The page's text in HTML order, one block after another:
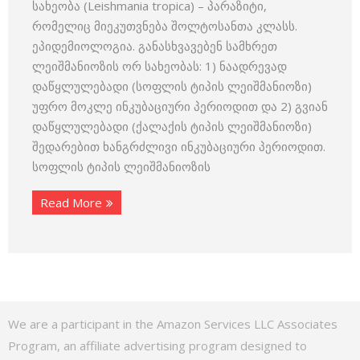
სახეობა (Leishmania tropica) – პარაზიტი,
რომელიც მიეკუთვნება შოლტოსანთა კლასს.
ეპიდემიოლოგია. განასხვავებენ სამხრეთ
ლეიშმანიოზის ორ სახეობას: 1) ნაადრევად
დაწყლულებადი (სოფლის ტიპის ლეიშმანიოზი)
უფრო მოკლე ინკუბაციური პერიოდით და 2) გვიან
დაწყლულებადი (ქალაქის ტიპის ლეიშმანიოზი)
შედარებით ხანგრძლივი ინკუბაციური პერიოდით.
სოფლის ტიპის ლეიშმანიოზის
Read More
We are a participant in the Amazon Services LLC Associates
Program, an affiliate advertising program designed to